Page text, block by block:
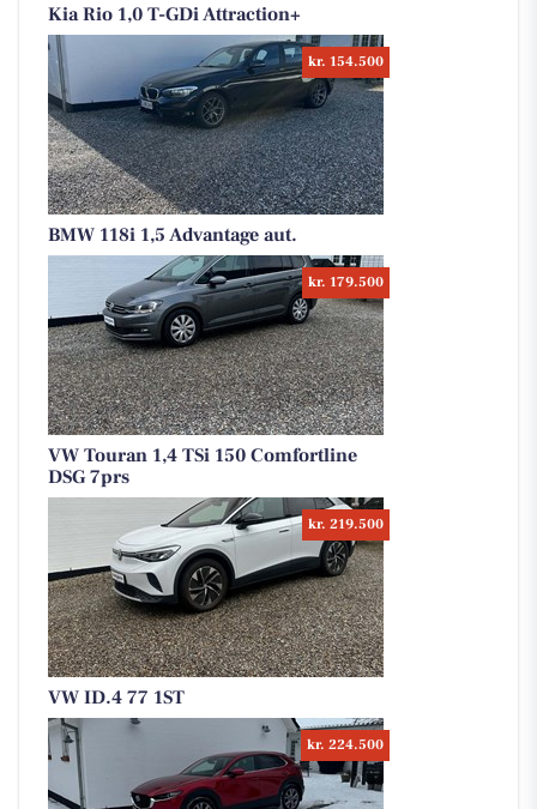
Kia Rio 1,0 T-GDi Attraction+
kr. 154.500
BMW 118i 1,5 Advantage aut.
kr. 179.500
VW Touran 1,4 TSi 150 Comfortline
DSG 7prs
kr. 219.500
VW ID.4 77 1ST
kr. 224.500